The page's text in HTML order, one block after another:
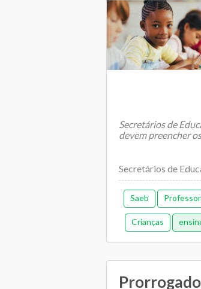
Secretários de
devem preencher
Secretários de
Saeb
Crianças